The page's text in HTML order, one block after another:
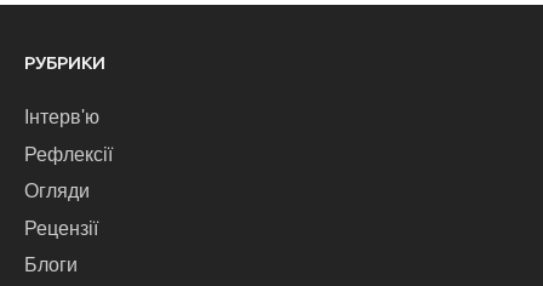
РУБРИКИ
Інтерв'ю
Рефлексії
Огляди
Рецензії
Блоги